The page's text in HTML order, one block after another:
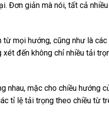
Đơn giản mà nói, tất cả
mọi hướng, cũng như là
đến không chỉ nhiều tải
nhau, mặc cho chiều hướng
tỉ lệ tải trọng theo chiều từ